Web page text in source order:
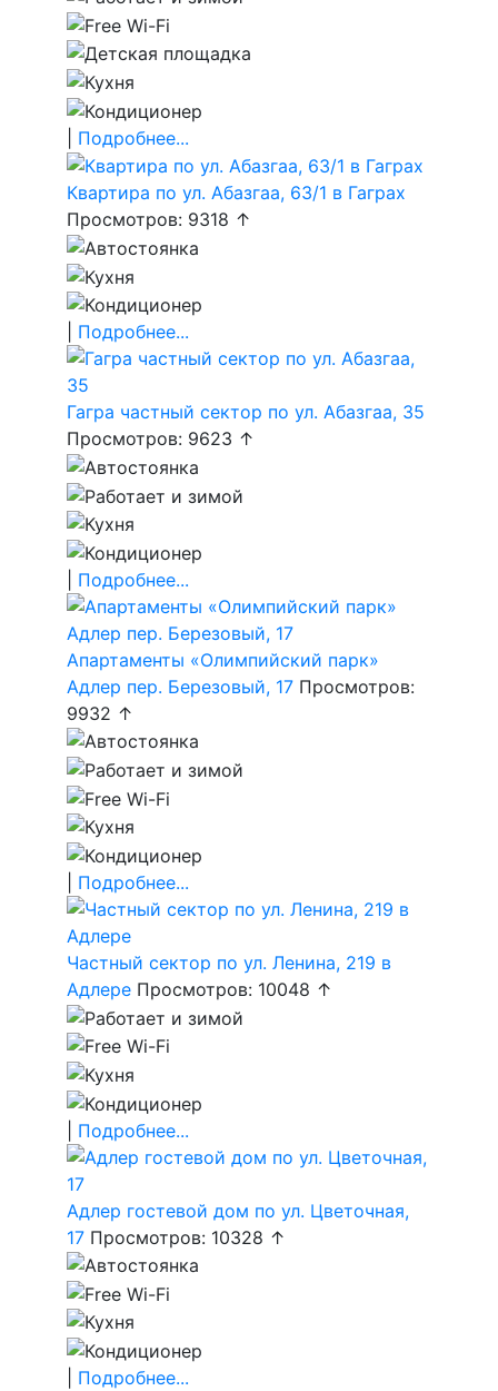
Подробнее...
Квартира по ул. Абазгаа, 63/1 в Гаграх
Просмотров: 9318 ↑
Подробнее...
Гагра частный сектор по ул. Абазгаа, 35
Просмотров: 9623 ↑
Подробнее...
Апартаменты «Олимпийский парк»
Адлер пер. Березовый, 17 Просмотров:
9932 ↑
Подробнее...
Частный сектор по ул. Ленина, 219 в
Адлере Просмотров: 10048 ↑
Подробнее...
Адлер гостевой дом по ул. Цветочная,
17 Просмотров: 10328 ↑
Подробнее...